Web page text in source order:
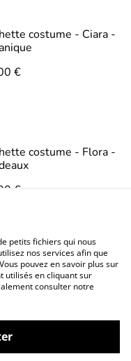
costume - Ciara -
€
costume - Flora -
€
Politique de
petits fichiers qui nous
nos services afin que
pouvez en savoir plus sur
utilisés en cliquant sur
consulter notre